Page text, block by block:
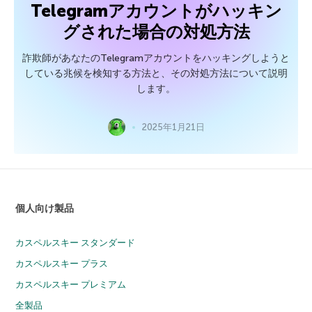
Telegramアカウントがハッキン
グされた場合の対処方法
詐欺師があなたのTelegramアカウントをハッキングしようと
している兆候を検知する方法と、その対処方法について説明
します。
2025年1月21日
個人向け製品
カスペルスキー スタンダード
カスペルスキー プラス
カスペルスキー プレミアム
全製品